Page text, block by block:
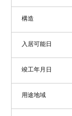
構造
入居可能日
竣工年月日
用途地域